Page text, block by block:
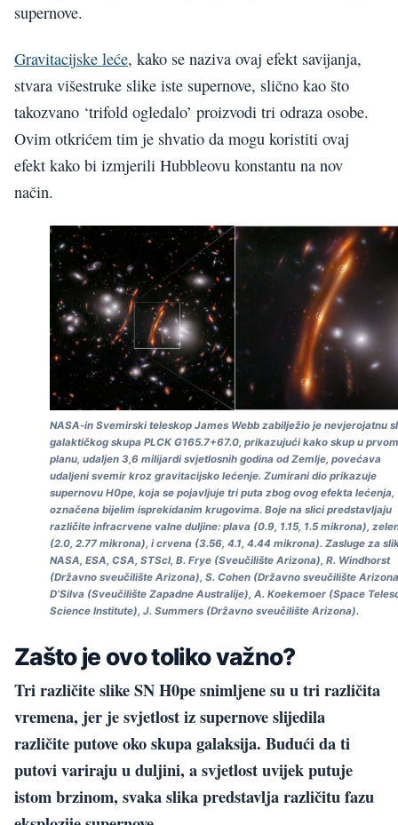
supernove.
Gravitacijske leće, kako se naziva ovaj efekt savijanja,
stvara višestruke slike iste supernove, slično kao što
takozvano ‘trifold ogledalo’ proizvodi tri odraza osobe.
Ovim otkrićem tim je shvatio da mogu koristiti ovaj
efekt kako bi izmjerili Hubbleovu konstantu na nov
način.
NASA-in Svemirski teleskop James Webb zabilježio je nevjerojatnu
galaktičkog skupa PLCK G165.7+67.0, prikazujući kako skup u prvom
planu, udaljen 3,6 milijardi svjetlosnih godina od Zemlje, povećava
udaljeni svemir kroz gravitacijsko lećenje. Zumirani dio prikazuje
supernovu H0pe, koja se pojavljuje tri puta zbog ovog efekta lećenja,
označena bijelim isprekidanim krugovima. Boje na slici predstavljaju
različite infracrvene valne duljine: plava (0.9, 1.15, 1.5 mikrona),
(2.0, 2.77 mikrona), i crvena (3.56, 4.1, 4.44 mikrona). Zasluge za
NASA, ESA, CSA, STScI, B. Frye (Sveučilište Arizona), R. Windhorst
(Državno sveučilište Arizona), S. Cohen (Državno sveučilište
D’Silva (Sveučilište Zapadne Australije), A. Koekemoer (Space
Science Institute), J. Summers (Državno sveučilište Arizona).
Zašto je ovo toliko važno?
Tri različite slike SN H0pe snimljene su u tri različita
vremena, jer je svjetlost iz supernove slijedila
različite putove oko skupa galaksija. Budući da ti
putovi variraju u duljini, a svjetlost uvijek putuje
istom brzinom, svaka slika predstavlja različitu fazu